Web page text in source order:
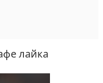
лайка